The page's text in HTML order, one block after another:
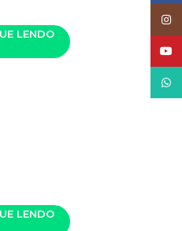
LENDO
LENDO